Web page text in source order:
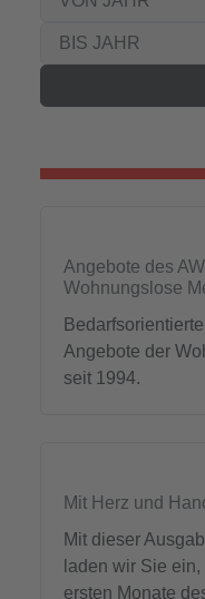
Angebote des
Wohnungslose
Angebote der
seit 1994.
Mit Herz und
Mit dieser
laden wir Sie
ersten Monate